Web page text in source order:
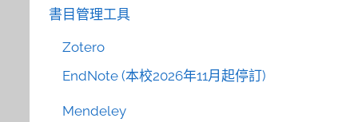
書目管理工具
Zotero
EndNote (本校2026年11月起停訂)
Mendeley